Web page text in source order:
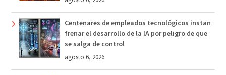
Centenares de empleados tecnológicos instan
frenar el desarrollo de la IA por peligro de que
se salga de control
agosto 6, 2026